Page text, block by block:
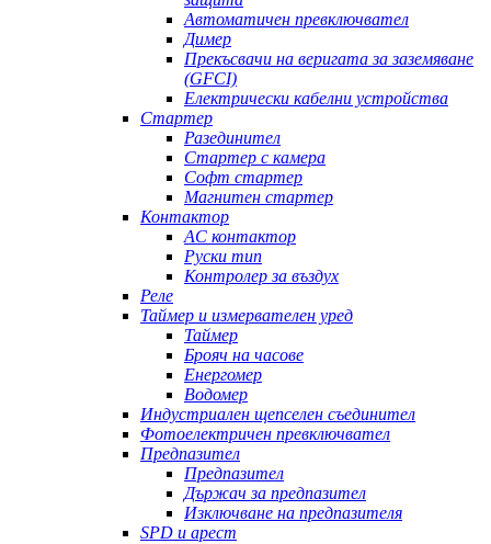
Автоматичен превключвател
Димер
Прекъсвачи на веригата за заземяване
(GFCI)
Електрически кабелни устройства
Стартер
Разединител
Стартер с камера
Софт стартер
Магнитен стартер
Контактор
AC контактор
Руски тип
Контролер за въздух
Реле
Таймер и измервателен уред
Таймер
Брояч на часове
Енергомер
Водомер
Индустриален щепселен съединител
Фотоелектричен превключвател
Предпазител
Предпазител
Държач за предпазител
Изключване на предпазителя
SPD и арест